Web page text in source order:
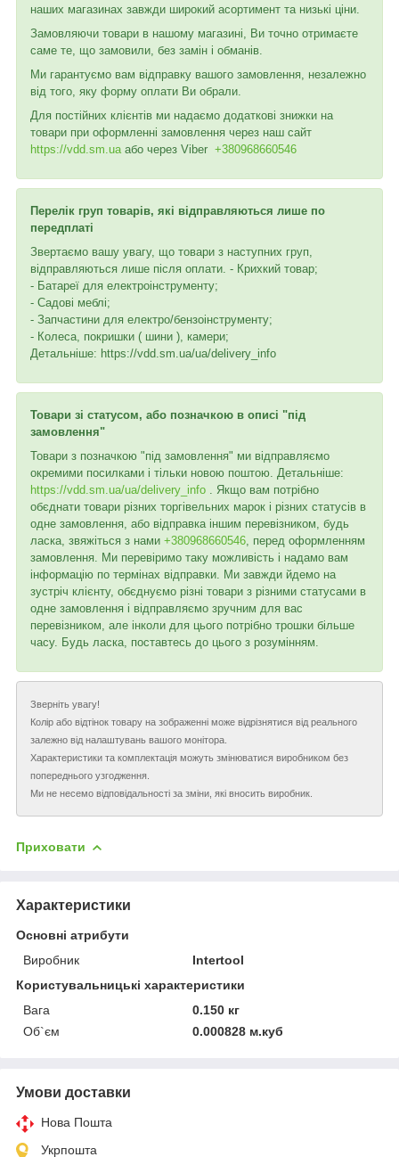
наших магазинах завжди широкий асортимент та низькі ціни.
Замовляючи товари в нашому магазині, Ви точно отримаєте
саме те, що замовили, без замін і обманів.
Ми гарантуємо вам відправку вашого замовлення, незалежно
від того, яку форму оплати Ви обрали.
Для постійних клієнтів ми надаємо додаткові знижки на
товари при оформленні замовлення через наш сайт
https://vdd.sm.ua або через Viber +380968660546
Перелік груп товарів, які відправляються лише по
передплаті
Звертаємо вашу увагу, що товари з наступних груп,
відправляються лише після оплати. - Крихкий товар;
- Батареї для електроінструменту;
- Садові меблі;
- Запчастини для електро/бензоінструменту;
- Колеса, покришки ( шини ), камери;
Детальніше: https://vdd.sm.ua/ua/delivery_info
Товари зі статусом, або позначкою в описі "під
замовлення"
Товари з позначкою "під замовлення" ми відправляємо
окремими посилками і тільки новою поштою. Детальніше:
https://vdd.sm.ua/ua/delivery_info . Якщо вам потрібно
обєднати товари різних торгівельних марок і різних статусів в
одне замовлення, або відправка іншим перевізником, будь
ласка, звяжіться з нами +380968660546 , перед оформленням
замовлення. Ми перевіримо таку можливість і надамо вам
інформацію по термінах відправки. Ми завжди йдемо на
зустріч клієнту, обєднуємо різні товари з різними статусами в
одне замовлення і відправляємо зручним для вас
перевізником, але інколи для цього потрібно трошки більше
часу. Будь ласка, поставтесь до цього з розумінням.
Зверніть увагу!
Колір або відтінок товару на зображенні може відрізнятися від реального
залежно від налаштувань вашого монітора.
Характеристики та комплектація можуть змінюватися виробником без
попереднього узгодження.
Ми не несемо відповідальності за зміни, які вносить виробник.
Приховати
Характеристики
Основні атрибути
Виробник
Intertool
Користувальницькі характеристики
Вага
0.150 кг
Об`єм
0.000828 м.куб
Умови доставки
Нова Пошта
Укрпошта